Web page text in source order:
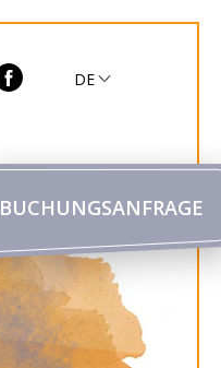
DE
BUCHUNGSANFRAGE